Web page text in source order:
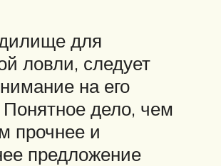
для
ловли, следует
на его
Понятное дело, чем
прочнее и
предложение